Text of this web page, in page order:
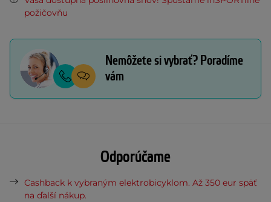
požičovňu
Nemôžete si vybrať? Poradíme
vám
Odporúčame
Cashback k vybraným elektrobicyklom. Až 350 eur späť
na ďalší nákup.